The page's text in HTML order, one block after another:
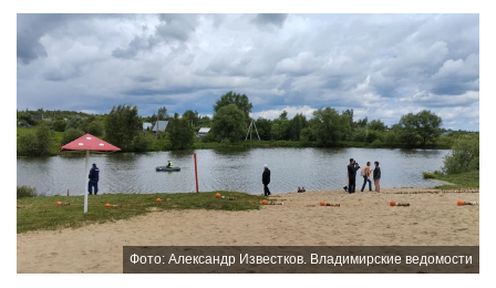
Фото: Александр Известков. Владимирские ведомости